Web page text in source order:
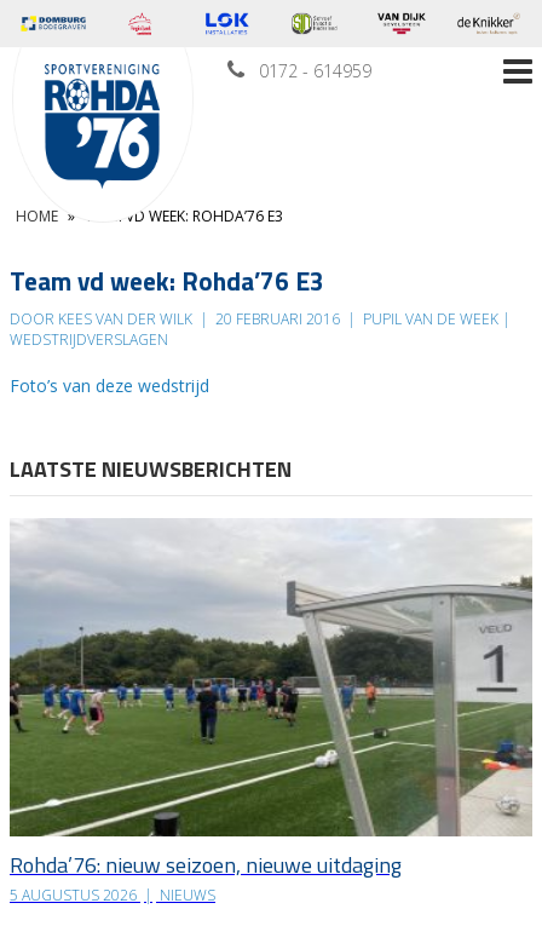
0172 - 614959
HOME » TEAM VD WEEK: ROHDA’76 E3
Team vd week: Rohda’76 E3
DOOR KEES VAN DER WILK | 20 FEBRUARI 2016 | PUPIL VAN DE WEEK |
WEDSTRIJDVERSLAGEN
Foto’s van deze wedstrijd
LAATSTE NIEUWSBERICHTEN
Rohda’76: nieuw seizoen, nieuwe uitdaging
5 AUGUSTUS 2026 | NIEUWS